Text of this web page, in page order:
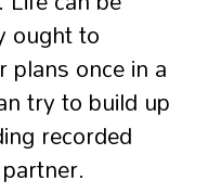
ought to
plans once in a
try to build up
recorded